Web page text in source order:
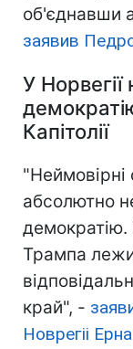
об'єднавши
заявив
У
Капітолії
абсолютно
демократію.
Трампа
край", -
Новрегіі